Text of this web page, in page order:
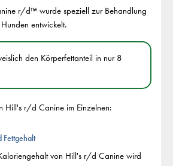
r/d™ wurde speziell zur Behandlung
entwickelt.
den Körperfettanteil in nur 8
Hill's r/d Canine im Einzelnen:
von Hill's r/d Canine wird